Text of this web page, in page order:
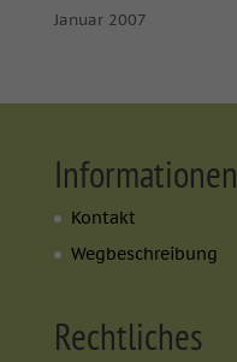
Januar 2007
Informationen
Kontakt
Wegbeschreibung
Rechtliches